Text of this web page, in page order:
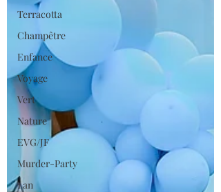
Terracotta
Champêtre
Enfance
Voyage
Vert
Nature
EVG/JF
Murder-Party
1 an